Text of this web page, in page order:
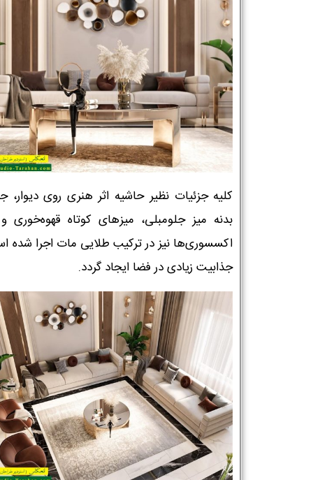
کلیه جزئیات نظیر حاشیه اثر هنری روی دیوار،
بدنه میز جلومبلی، میزهای کوتاه قهوه‌خوری
اکسسوری‌ها نیز در ترکیب طلایی مات اجرا شده
جذابیت زیادی در فضا ایجاد گردد.